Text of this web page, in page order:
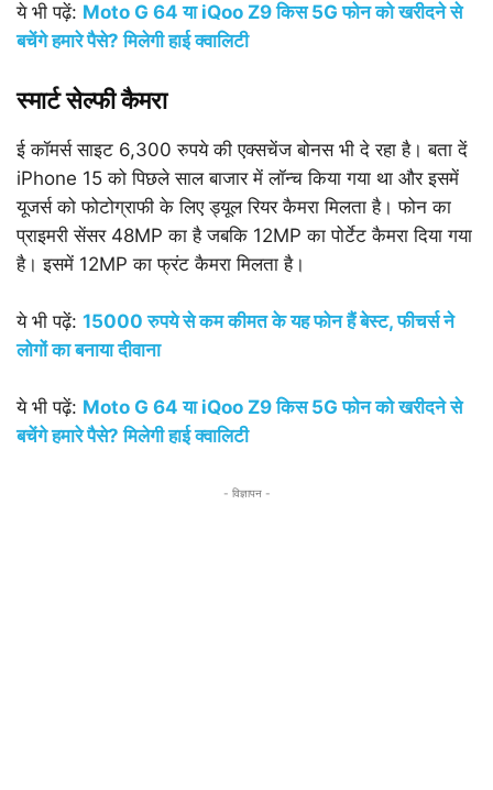
ये भी पढ़ें: Moto G 64 या iQoo Z9 किस 5G फोन को खरीदने से
बचेंगे हमारे पैसे? मिलेगी हाई क्वालिटी
स्मार्ट सेल्फी कैमरा
ई कॉमर्स साइट 6,300 रुपये की एक्सचेंज बोनस भी दे रहा है। बता दें
iPhone 15 को पिछले साल बाजार में लॉन्च किया गया था और इसमें
यूजर्स को फोटोग्राफी के लिए ड्यूल रियर कैमरा मिलता है। फोन का
प्राइमरी सेंसर 48MP का है जबकि 12MP का पोर्टेट कैमरा दिया गया
है। इसमें 12MP का फ्रंट कैमरा मिलता है।
ये भी पढ़ें: 15000 रुपये से कम कीमत के यह फोन हैं बेस्ट, फीचर्स ने
लोगों का बनाया दीवाना
ये भी पढ़ें: Moto G 64 या iQoo Z9 किस 5G फोन को खरीदने से
बचेंगे हमारे पैसे? मिलेगी हाई क्वालिटी
- विज्ञापन -